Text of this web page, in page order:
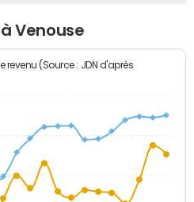
Venouse
revenu (Source : JDN d'après